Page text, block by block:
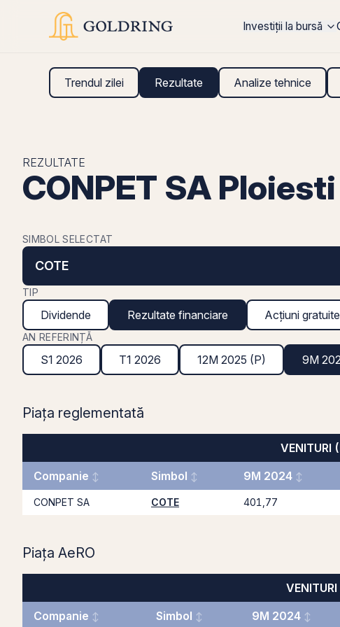
Investiții la bursă
Trendul zilei Rezultate Analize tehnice
REZULTATE
CONPET SA
SIMBOL SELECTAT
COTE
TIP
Dividende Rezultate financiare Acțiuni gratuite
AN REFERINȚĂ
S1 2026 T1 2026 12M 2025 (P) 9M
Piața reglementată
VENITURI
Companie
Simbol 9M 2024
CONPET SA COTE 401,77
Piața AeRO
Companie
Simbol 9M 2024